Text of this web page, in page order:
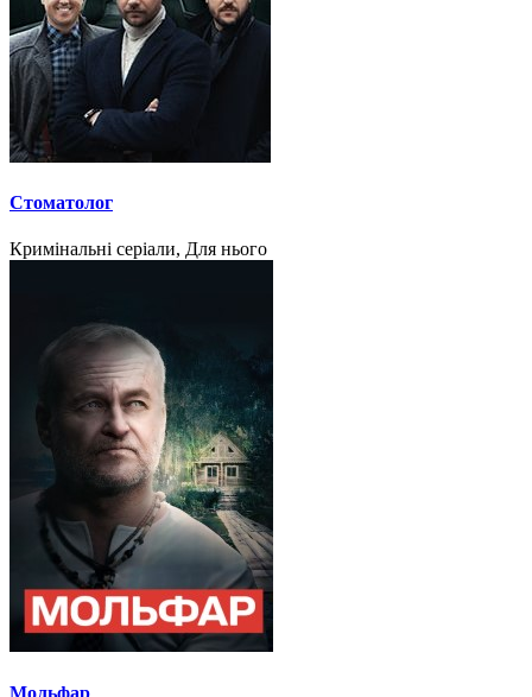
Стоматолог
Кримінальні серіали, Для нього
Мольфар